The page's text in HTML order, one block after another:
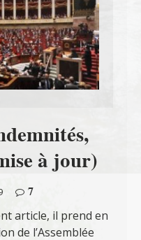
à jour)
7
article, il prend en
de l’Assemblée